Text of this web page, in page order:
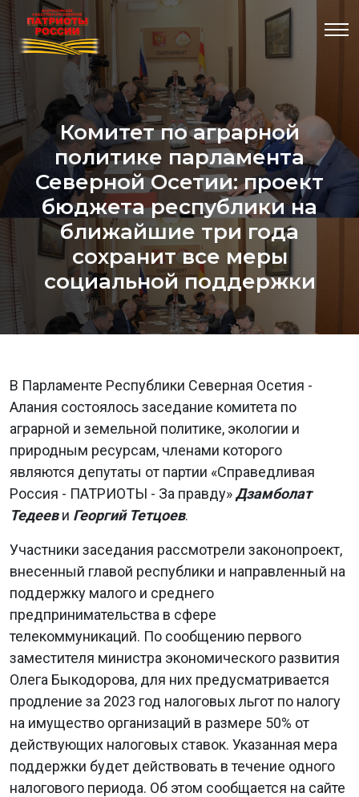
Комитет по аграрной
политике парламента
Северной Осетии: проект
бюджета республики на
ближайшие три года
сохранит все меры
социальной поддержки
В Парламенте Республики Северная Осетия -
Алания состоялось заседание комитета по
аграрной и земельной политике, экологии и
природным ресурсам, членами которого
являются депутаты от партии «Справедливая
Россия - ПАТРИОТЫ - За правду»Дзамболат
Тедееви Георгий Тетцоев.
Участники заседания рассмотрели законопроект,
внесенный главой республики и направленный на
поддержку малого и среднего
предпринимательства в сфере
телекоммуникаций. По сообщению первого
заместителя министра экономического развития
Олега Быкодорова, для них предусматривается
продление за 2023 год налоговых льгот по налогу
на имущество организаций в размере 50% от
действующих налоговых ставок. Указанная мера
поддержки будет действовать в течение одного
налогового периода. Об этом сообщается на сайте